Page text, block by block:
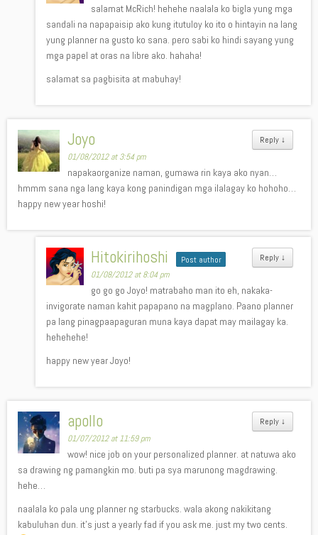
salamat McRich! hehehe naalala ko bigla yung mga
sandali na napapaisip ako kung itutuloy ko ito o hintayin na lang
yung planner na gusto ko sana. pero sabi ko hindi sayang yung
mga papel at oras na libre ako. hahaha!
salamat sa pagbisita at mabuhay!
Reply ↓
Joyo
01/08/2012 at 3:54 pm
napakaorganize naman, gumawa rin kaya ako nyan…
hmmm sana nga lang kaya kong panindigan mga ilalagay ko hohoho…
happy new year hoshi!
Reply ↓
Hitokirihoshi Post author
01/08/2012 at 8:04 pm
go go go Joyo! matrabaho man ito eh, nakaka-
invigorate naman kahit papapano na magplano. Paano planner
pa lang pinagpaapaguran muna kaya dapat may mailagay ka.
hehehehe!
happy new year Joyo!
Reply ↓
apollo
01/07/2012 at 11:59 pm
wow! nice job on your personalized planner. at natuwa ako
sa drawing ng pamangkin mo. buti pa sya marunong magdrawing.
hehe…
naalala ko pala ung planner ng starbucks. wala akong nakikitang
kabuluhan dun. it’s just a yearly fad if you ask me. just my two cents.